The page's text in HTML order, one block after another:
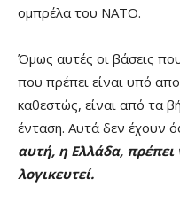
ομπρέλα του ΝΑΤΟ.
Όμως αυτές οι βάσεις
που πρέπει είναι υπό
καθεστώς, είναι από τα
ένταση. Αυτά δεν έχουν
αυτή, η Ελλάδα, πρέπει
λογικευτεί.